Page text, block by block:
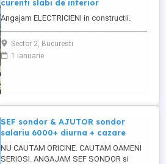
curenti slabi de interior
Angajam ELECTRICIENI in constructii.
Daca sti ca ai calificare si experienta in
executia si punerea in functiune de
instalatii electrice de joasa tensiune; Ai
Sector 2, Bucuresti
1 ianuarie
SEF sondor & AJUTOR sondor
salariu 6000+ diurna + cazare
NU CAUTAM ORICINE. CAUTAM OAMENI
SERIOSI. ANGAJAM SEF SONDOR si